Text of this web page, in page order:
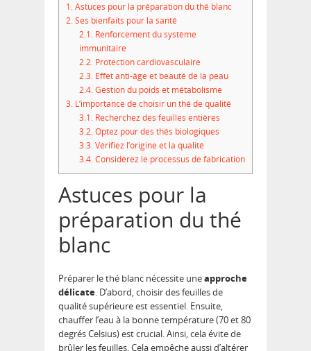
1.Astuces pour la préparation du thé blanc
2.Ses bienfaits pour la santé
2.1.Renforcement du système
immunitaire
2.2.Protection cardiovasculaire
2.3.Effet anti-âge et beauté de la peau
2.4.Gestion du poids et métabolisme
3. L’importance de choisir un thé de qualité
3.1.Recherchez des feuilles entières
3.2.Optez pour des thés biologiques
3.3.Vérifiez l’origine et la qualité
3.4.Considérez le processus de fabrication
Astuces pour la
préparation du thé
blanc
Préparer le thé blanc nécessite uneapproche
délicate. D’abord, choisir des feuilles de
qualité supérieure est essentiel. Ensuite,
chauffer l’eau à la bonne température (70 et 80
degrés Celsius) est crucial. Ainsi, cela évite de
brûler les feuilles. Cela empêche aussi d’altérer